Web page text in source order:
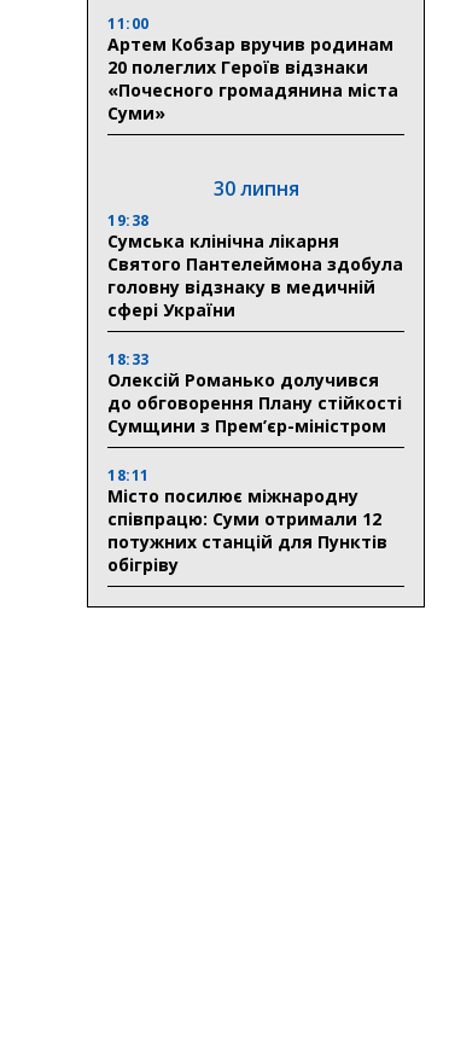
11:00
Артем Кобзар вручив родинам
20 полеглих Героїв відзнаки
«Почесного громадянина міста
Суми»
30 липня
19:38
Сумська клінічна лікарня
Святого Пантелеймона здобула
головну відзнаку в медичній
сфері України
18:33
Олексій Романько долучився
до обговорення Плану стійкості
Сумщини з Прем’єр-міністром
18:11
Місто посилює міжнародну
співпрацю: Суми отримали 12
потужних станцій для Пунктів
обігріву